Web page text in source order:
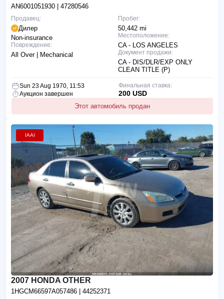
AN6001051930 | 47280546
Пробег:
50,442 mi
Местоположение:
CA - LOS ANGELES
Документ продажи:
CA - DIS/DLR/EXP ONLY
CLEAN TITLE (P)
Продавец:
Дилер
Non-insurance
Повреждение:
All Over | Mechanical
Sun 23 Aug 1970, 11:53
Аукцион завершен
Этот автомобиль продан
Финальная ставка:
200 USD
IAAI
2007 HONDA OTHER
1HGCM66597A057486 | 44252371